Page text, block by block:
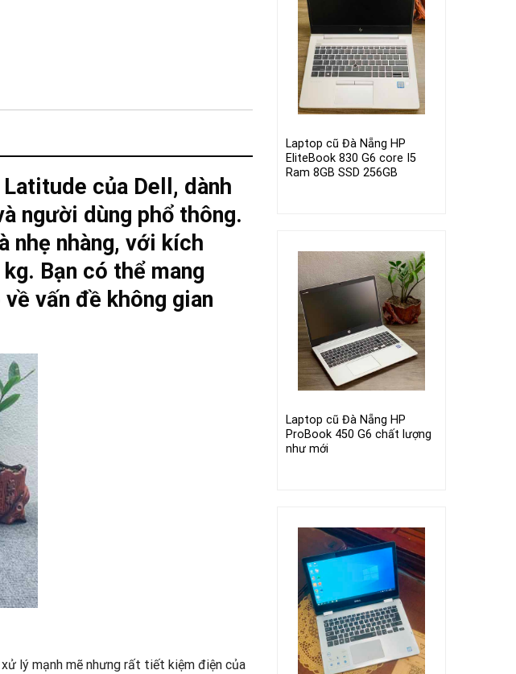
của Dell, dành
người dùng phổ thông.
nhẹ nhàng, với kích
Bạn có thể mang
vấn đề không gian
lý mạnh mẽ nhưng rất tiết kiệm điện của
Laptop cũ Đà Nẵng HP
EliteBook 830 G6 core I5
Ram 8GB SSD 256GB
Laptop cũ Đà Nẵng HP
ProBook 450 G6 chất lượng
như mới